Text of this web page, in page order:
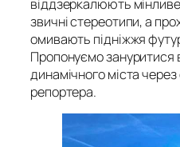
віддзеркалюють
звичні стереотипи, а
омивають підніжжя
Пропонуємо зануритися
динамічного міста
репортера.